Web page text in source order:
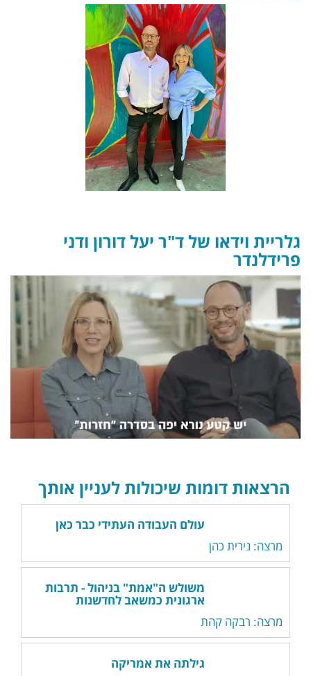
גלריית וידאו של ד"ר יעל דורון ודני
פרידלנדר
הרצאות דומות שיכולות לעניין אותך
עולם העבודה העתידי כבר כאן
מרצה: נירית כהן
משולש ה"אמת" בניהול - תרבות
ארגונית כמשאב לחדשנות
מרצה: רבקה קהת
גילתה את אמריקה